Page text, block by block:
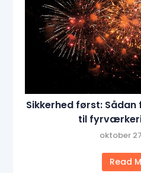
Sikkerhed først:
til
oktober
Read